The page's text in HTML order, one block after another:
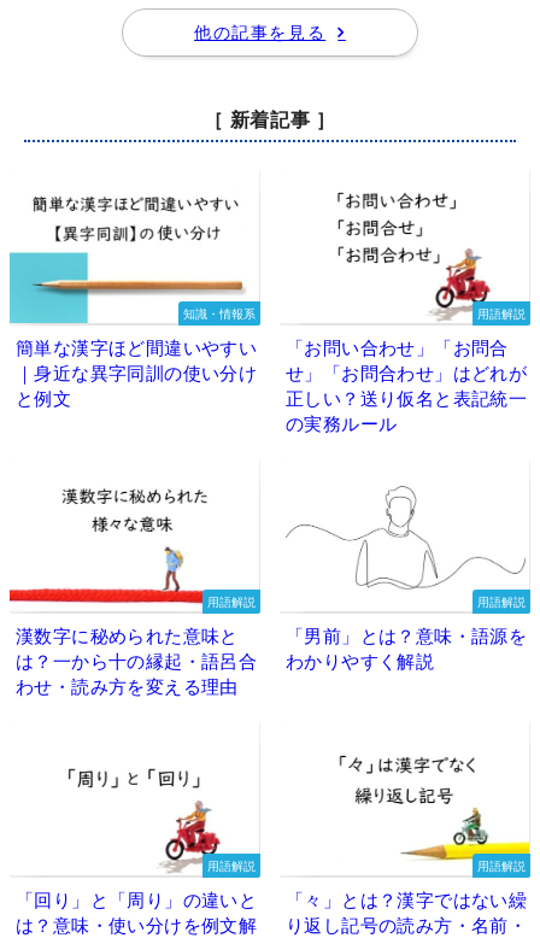
他の記事を見る
［ 新着記事 ］
知識・情報系
簡単な漢字ほど間違いやすい
｜身近な異字同訓の使い分け
と例文
用語解説
「お問い合わせ」「お問合
せ」「お問合わせ」はどれが
正しい？送り仮名と表記統一
の実務ルール
用語解説
漢数字に秘められた意味と
は？一から十の縁起・語呂合
わせ・読み方を変える理由
用語解説
「男前」とは？意味・語源を
わかりやすく解説
用語解説
「回り」と「周り」の違いと
は？意味・使い分けを例文解
用語解説
「々」とは？漢字ではない繰
り返し記号の読み方・名前・